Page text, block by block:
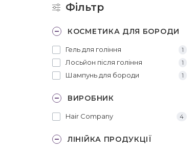
Фільтр
КОСМЕТИКА ДЛЯ БОРОДИ
Гель для гоління 1
Лосьйон після гоління 1
Шампунь для бороди 1
ВИРОБНИК
Hair Company 4
ЛІНІЙКА ПРОДУКЦІЇ